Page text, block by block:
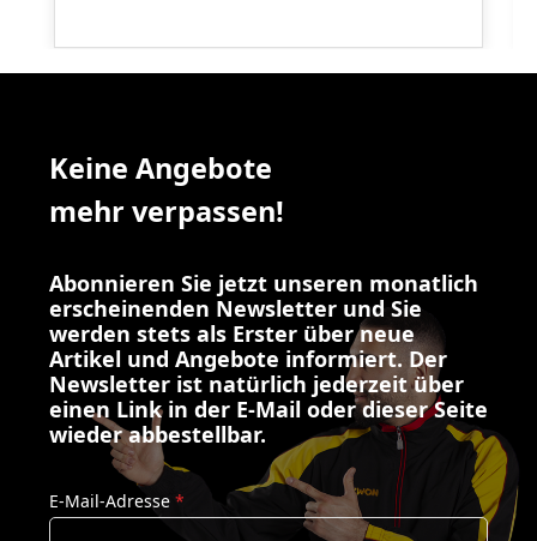
Keine Angebote
mehr verpassen!
Abonnieren Sie jetzt unseren monatlich
erscheinenden Newsletter und Sie
werden stets als Erster über neue
Artikel und Angebote informiert. Der
Newsletter ist natürlich jederzeit über
einen Link in der E-Mail oder dieser Seite
wieder abbestellbar.
E-Mail-Adresse *